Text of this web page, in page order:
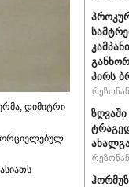
დიმიტრი
პირს